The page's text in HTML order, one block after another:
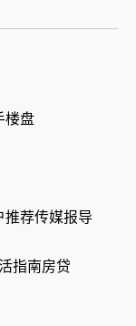
楼盘
推荐传媒报导
指南房贷